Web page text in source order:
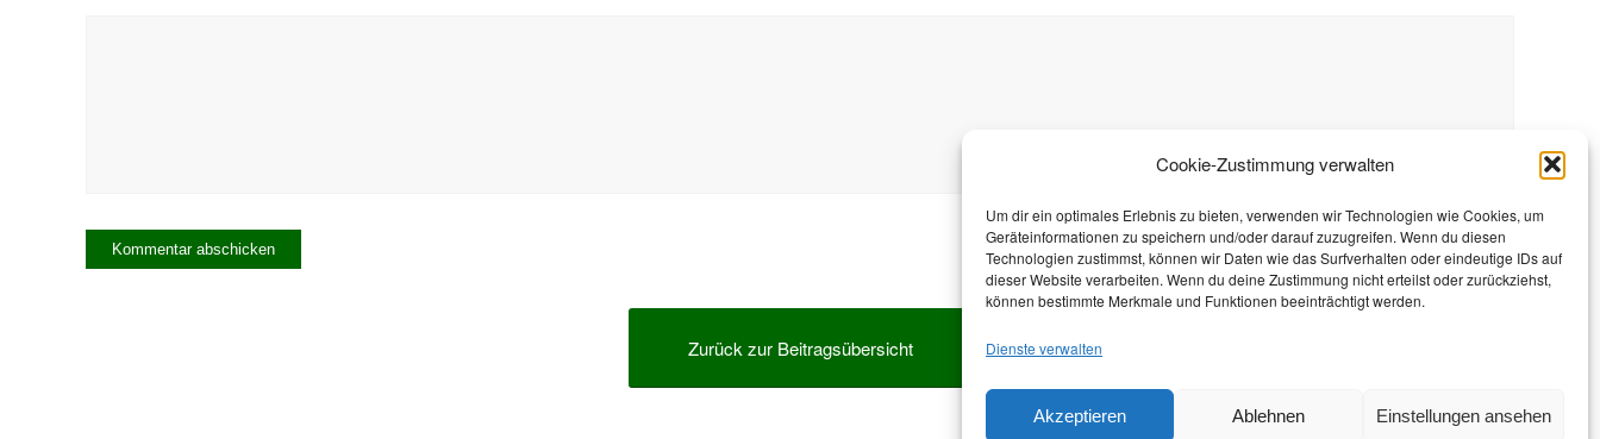
Cookie-Zustimmung verwalten
Um dir ein optimales Erlebnis zu bieten, verwenden wir Technologien wie Cookies, um
Geräteinformationen zu speichern und/oder darauf zuzugreifen. Wenn du diesen
Technologien zustimmst, können wir Daten wie das Surfverhalten oder eindeutige IDs auf
dieser Website verarbeiten. Wenn du deine Zustimmung nicht erteilst oder zurückziehst,
können bestimmte Merkmale und Funktionen beeinträchtigt werden.
Dienste verwalten
Akzeptieren Ablehnen Einstellungen ansehen
Zurück zur Beitragsübersicht